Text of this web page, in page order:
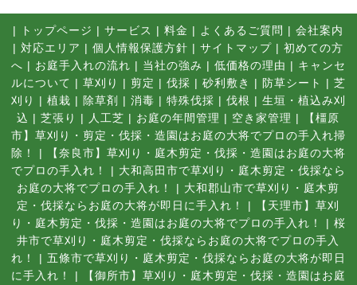
| トップページ | サービス | 料金 | よくあるご質問 | 会社案内
| 対応エリア | 個人情報保護方針 | サイトマップ | 初めての方
へ | お庭手入れの流れ | 当社の強み | 低価格の理由 | キャンセ
ルについて | 草刈り | 剪定 | 伐採 | 砂利敷き | 防草シート | 芝
刈り
| 植栽 | 除草剤 | 消毒 | 特殊伐採 | 伐根 | 生垣・植込み刈
込 | 芝張り | 人工芝 | お庭の年間管理 | 空き家管理 |
【橿原
市】草刈り・剪定・伐採・造園はお庭の大将でプロの手入れ掃
除！
|
【奈良市】草刈り・庭木剪定・伐採・造園はお庭の大将
でプロの手入れ！
| 大和高田市で草刈り・庭木剪定・伐採なら
お庭の大将でプロの手入れ！
| 大和郡山市で草刈り・庭木剪
定・伐採ならお庭の大将が即日に手入れ！
|
【天理市】草刈
り・庭木剪定・伐採・造園はお庭の大将でプロの手入れ！
| 桜
井市で草刈り・庭木剪定・伐採ならお庭の大将でプロの手入
れ！
| 五條市で草刈り・庭木剪定・伐採ならお庭の大将が即日
に手入れ！
|
【御所市】草刈り・庭木剪定・伐採・造園はお庭